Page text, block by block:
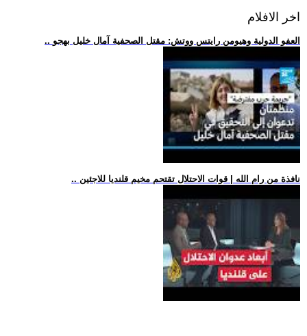
اخر الافلام
.. العفو الدولية وهيومن رايتس ووتش: مقتل الصحفية آمال خليل بهجو
.. نافذة من رام الله | قوات الاحتلال تقتحم مخيم قلنديا للاجئين